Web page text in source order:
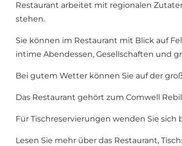
Restaurant arbeitet mit regionalen
stehen.
Sie können im Restaurant mit Blick auf
intime Abendessen, Gesellschaften und
Bei gutem Wetter können Sie auf der
Das Restaurant gehört zum Comwell
Für Tischreservierungen wenden Sie
Lesen Sie mehr über das Restaurant,